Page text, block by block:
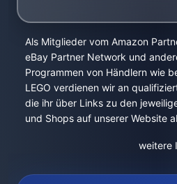
Als Mitglieder vom Amazon
eBay Partner Network und
Programmen von Händlern wie
LEGO verdienen wir an
die ihr über Links zu den
und Shops auf unserer Website
weitere